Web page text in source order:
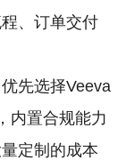
、订单交付
先选择Veeva
内置合规能力
定制的成本